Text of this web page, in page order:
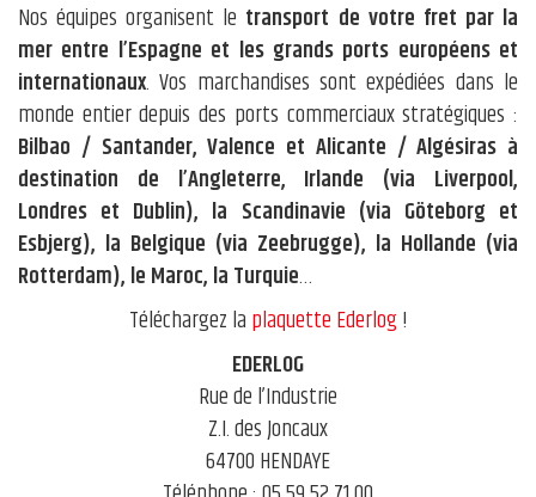
Nos équipes organisent le transport de votre fret par la
mer entre l’Espagne et les grands ports européens et
internationaux. Vos marchandises sont expédiées dans le
monde entier depuis des ports commerciaux stratégiques :
Bilbao / Santander, Valence et Alicante / Algésiras à
destination de l’Angleterre, Irlande (via Liverpool,
Londres et Dublin), la Scandinavie (via Göteborg et
Esbjerg), la Belgique (via Zeebrugge), la Hollande (via
Rotterdam), le Maroc, la Turquie…
Téléchargez la plaquette Ederlog !
EDERLOG
Rue de l’Industrie
Z.I. des Joncaux
64700 HENDAYE